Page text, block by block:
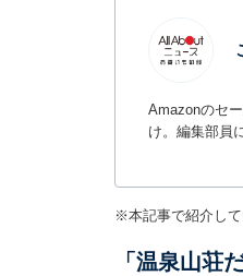
Amazonのセ
け。編集部員
※本記事で紹介して
「温泉山荘